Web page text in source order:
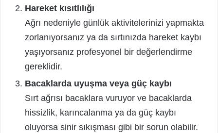
Hareket kısıtlılığı
Ağrı nedeniyle günlük aktivitelerinizi yapmakta
zorlanıyorsanız ya da sırtınızda hareket kaybı
yaşıyorsanız profesyonel bir değerlendirme
gereklidir.
Bacaklarda uyuşma veya güç kaybı
Sırt ağrısı bacaklara vuruyor ve bacaklarda
hissizlik, karıncalanma ya da güç kaybı
oluyorsa sinir sıkışması gibi bir sorun olabilir.